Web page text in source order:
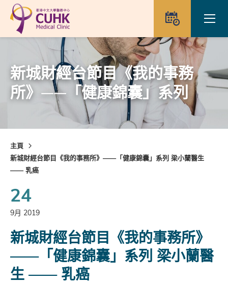
Skip to main content
預約
新城財經台節目《我的事務
所》——「健康錦囊」系列
主頁
新城財經台節目《我的事務所》——「健康錦囊」系列 梁小蘭醫生
—— 乳癌
24
9月 2019
新城財經台節目《我的事務所》
——「健康錦囊」系列 梁小蘭醫
生 —— 乳癌